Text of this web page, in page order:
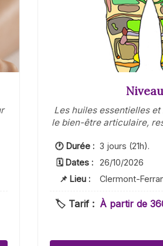
Les huiles essentielles
le bien-être articulaire,
🕐 Durée : 3 jours (21h).
🗓 Dates :
26/10/2026
📌 Lieu :
Clermont-
🏷️ Tarif : À partir de